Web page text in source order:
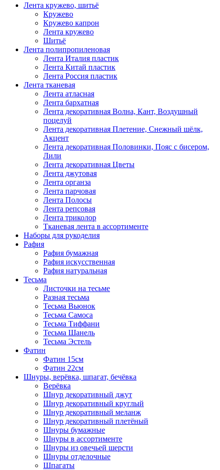
Лента кружево, шитьё
Кружево
Кружево капрон
Лента кружево
Шитьё
Лента полипропиленовая
Лента Италия пластик
Лента Китай пластик
Лента Россия пластик
Лента тканевая
Лента атласная
Лента бархатная
Лента декоративная Волна, Кант, Воздушный
поцелуй
Лента декоративная Плетение, Снежный шёлк,
Акцент
Лента декоративная Половинки, Пояс с бисером,
Лили
Лента декоративная Цветы
Лента джутовая
Лента органза
Лента парчовая
Лента Полосы
Лента репсовая
Лента триколор
Тканевая лента в ассортименте
Наборы для рукоделия
Рафия
Рафия бумажная
Рафия искусственная
Рафия натуральная
Тесьма
Листочки на тесьме
Разная тесьма
Тесьма Вьюнок
Тесьма Самоса
Тесьма Тиффани
Тесьма Шанель
Тесьма Эстель
Фатин
Фатин 15см
Фатин 22см
Шнуры, верёвка, шпагат, бечёвка
Верёвка
Шнур декоративный джут
Шнур декоративный круглый
Шнур декоративный меланж
Шнур декоративный плетёный
Шнуры бумажные
Шнуры в ассортименте
Шнуры из овечьей шерсти
Шнуры отделочные
Шпагаты